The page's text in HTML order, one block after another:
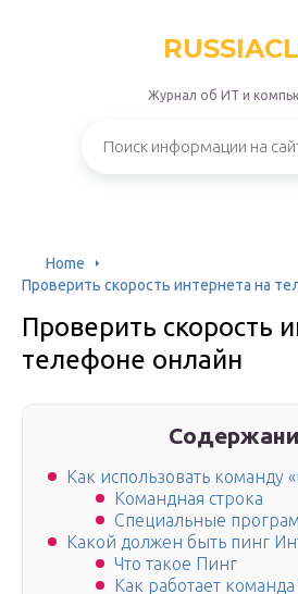
Журнал об ИТ и
Home
Проверить скорость интернета на
Проверить скорость
телефоне онлайн
Как использовать команду
Командная строка
Специальные
Какой должен быть пинг
Что такое Пинг
Как работает команда